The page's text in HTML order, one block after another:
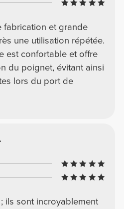
fabrication et grande
une utilisation répétée.
est confortable et offre
du poignet, évitant ainsi
lors du port de
ils sont incroyablement